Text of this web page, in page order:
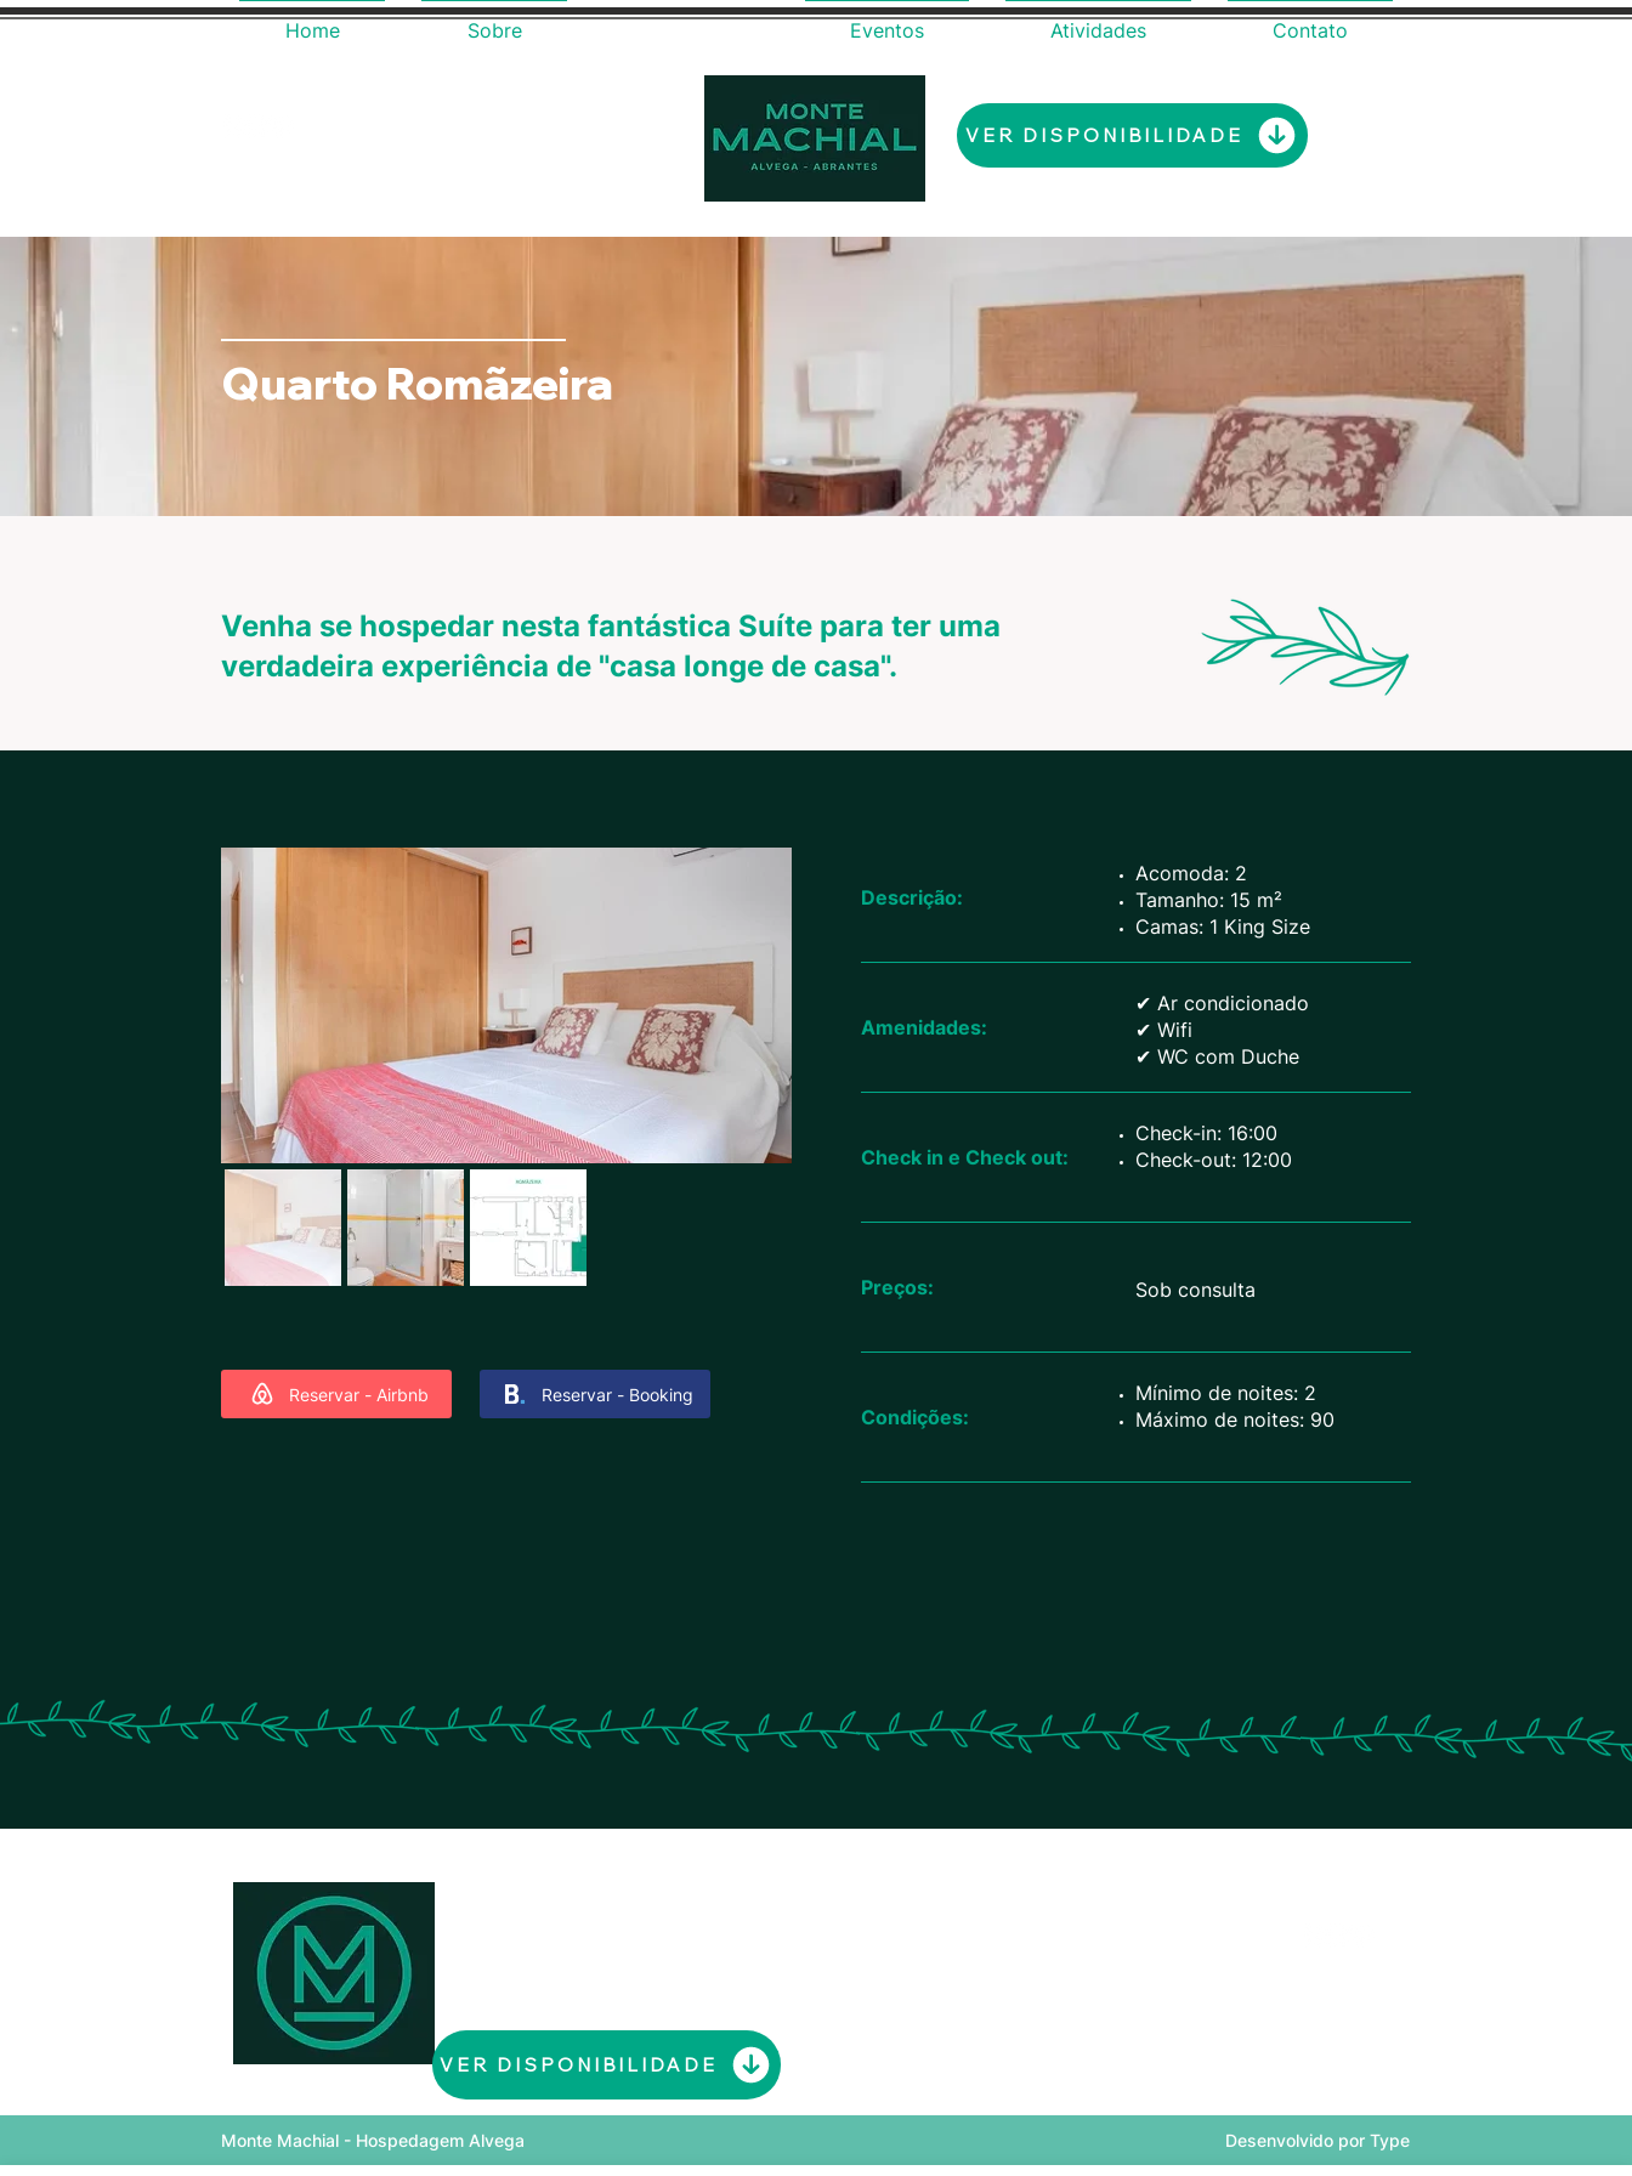
Home Sobre Eventos Atividades Contato
VER DISPONIBILIDADE
Quarto Romãzeira
Venha se hospedar nesta fantástica Suíte para ter uma
verdadeira experiência de "casa longe de casa".
Reservar - Airbnb Reservar - Booking
Descrição:
Acomoda: 2
Tamanho: 15 m²
Camas: 1 King Size
Amenidades:
✔ Ar condicionado
✔ Wifi
✔ WC com Duche
Check in e Check out:
Check-in: 16:00
Check-out: 12:00
Preços: Sob consulta
Condições:
Mínimo de noites: 2
Máximo de noites: 90
VER DISPONIBILIDADE
Monte Machial - Hospedagem Alvega Desenvolvido por Type